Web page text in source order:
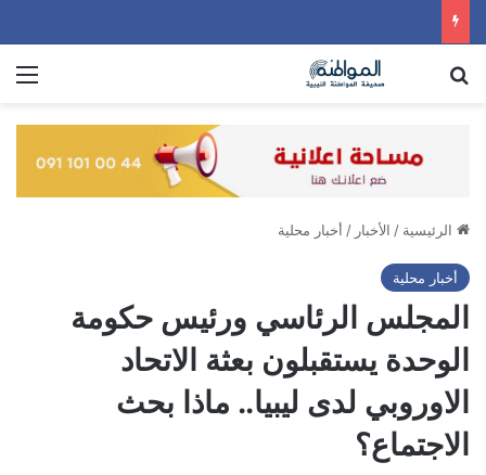
الرئيسية / الأخبار / أخبار محلية
أخبار محلية
المجلس الرئاسي ورئيس حكومة
الوحدة يستقبلون بعثة الاتحاد
الاوروبي لدى ليبيا.. ماذا بحث
الاجتماع؟